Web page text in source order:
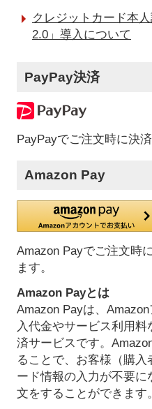
クレジットカード本
2.0」導入について
PayPay決済
PayPayでご注文時に決
Amazon Pay
Amazon Payでご注文時
ます。
Amazon Payとは
Amazon Payは、
入代金やサービス利用
済サービスです。
ることで、お客様（購
ード情報の入力が不要
文をすることができます。